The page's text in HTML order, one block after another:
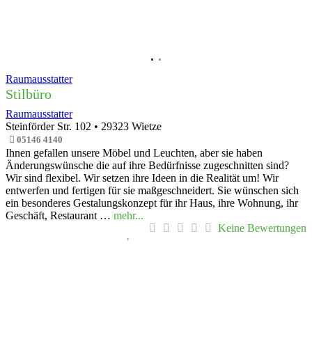
Raumausstatter
Stilbüro
Raumausstatter
Steinförder Str. 102 • 29323 Wietze
05146 4140
Ihnen gefallen unsere Möbel und Leuchten, aber sie haben
Änderungswünsche die auf ihre Bedürfnisse zugeschnitten sind?
Wir sind flexibel. Wir setzen ihre Ideen in die Realität um! Wir
entwerfen und fertigen für sie maßgeschneidert. Sie wünschen sich
ein besonderes Gestalungskonzept für ihr Haus, ihre Wohnung, ihr
Geschäft, Restaurant … mehr...
Keine Bewertungen